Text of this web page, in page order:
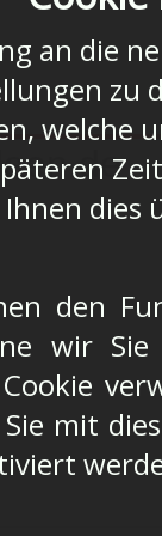
an die
zu
welche
dies
den
wir
mit